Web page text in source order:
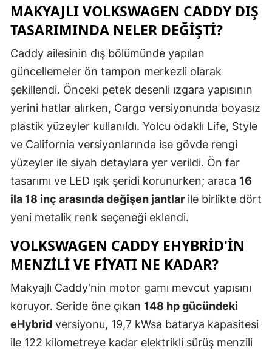
Hatay
İstanbul
İzmir
Kars
Kastamonu
Kayseri
Kırşehir
Konya
Kütahya
Malatya
MAKYAJLI VOLKSWAGEN CADDY DIŞ
TASARIMINDA NELER DEĞIŞTI?
Caddy ailesinin dış bölümünde yapılan
güncellemeler ön tampon merkezli olarak
şekillendi. Önceki petek desenli ızgara yapısının
yerini hatlar alırken, Cargo versiyonunda boyasız
plastik yüzeyler kullanıldı. Yolcu odaklı Life, Style
ve California versiyonlarında ise gövde rengi
yüzeyler ile siyah detaylara yer verildi. Ön far
tasarımı ve LED ışık şeridi korunurken; araca 16
ila 18 inç arasında değişen jantlar ile birlikte dört
yeni metalik renk seçeneği eklendi.
VOLKSWAGEN CADDY EHYBRID'IN
MENZILI VE FIYATI NE KADAR?
Makyajlı Caddy'nin motor gamı mevcut yapısını
koruyor. Seride öne çıkan 148 hp gücündeki
eHybrid versiyonu, 19,7 kWsa batarya kapasitesi
ile 122 kilometreye kadar elektrikli sürüş menzili